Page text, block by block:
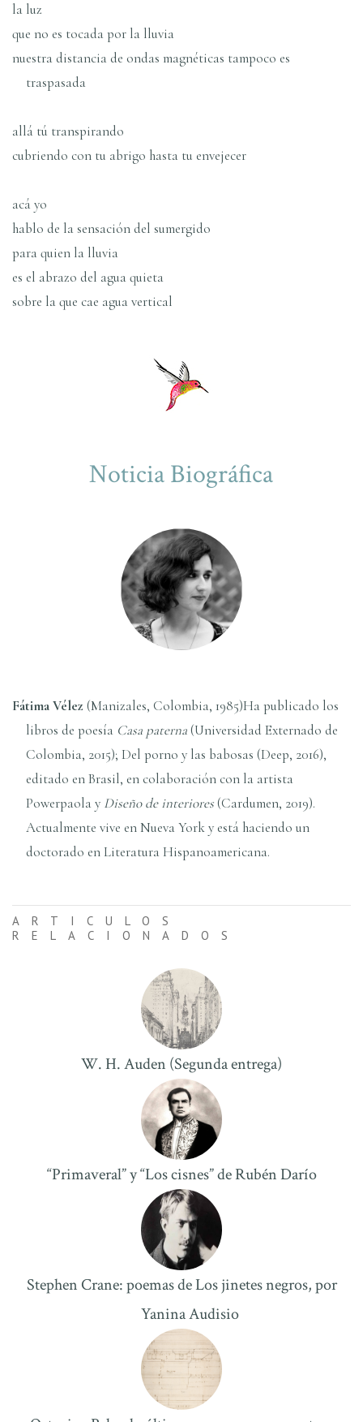
la luz
que no es tocada por la lluvia
nuestra distancia de ondas magnéticas tampoco es
traspasada
allá tú transpirando
cubriendo con tu abrigo hasta tu envejecer
acá yo
hablo de la sensación del sumergido
para quien la lluvia
es el abrazo del agua quieta
sobre la que cae agua vertical
Noticia Biográfica
Fátima Vélez (Manizales, Colombia, 1985)Ha publicado los
libros de poesía Casa paterna(Universidad Externado de
Colombia, 2015); Del porno y las babosas (Deep, 2016),
editado en Brasil, en colaboración con la artista
Powerpaola y Diseño de interiores(Cardumen, 2019).
Actualmente vive en Nueva York y está haciendo un
doctorado en Literatura Hispanoamericana.
ARTICULOS
RELACIONADOS
W. H. Auden (Segunda entrega)
“Primaveral” y “Los cisnes” de Rubén Darío
Stephen Crane: poemas de Los jinetes negros, por
Yanina Audisio